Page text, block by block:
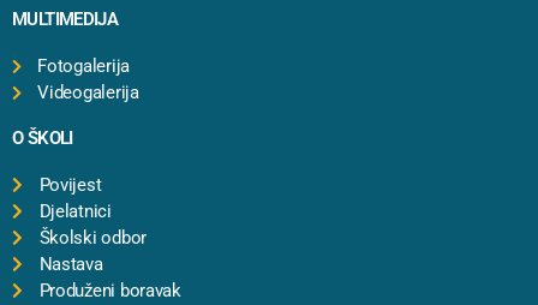
MULTIMEDIJA
Fotogalerija
Videogalerija
O ŠKOLI
Povijest
Djelatnici
Školski odbor
Nastava
Produženi boravak